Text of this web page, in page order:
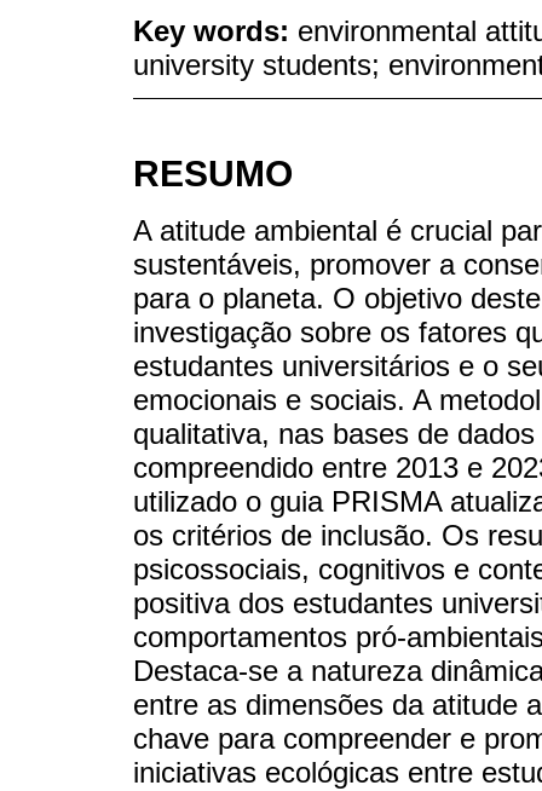
Key words: environmental
university students;
RESUMO
A atitude ambiental é crucial
sustentáveis, promover a
para o planeta. O objetivo
investigação sobre os fatores
estudantes universitários e o
emocionais e sociais. A
qualitativa, nas bases de
compreendido entre 2013 e
utilizado o guia PRISMA
os critérios de inclusão. Os
psicossociais, cognitivos e
positiva dos estudantes
comportamentos pró-
Destaca-se a natureza
entre as dimensões da atitude
chave para compreender e
iniciativas ecológicas entre